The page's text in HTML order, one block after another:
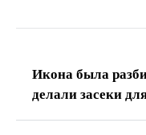
Икона была
делали засеки